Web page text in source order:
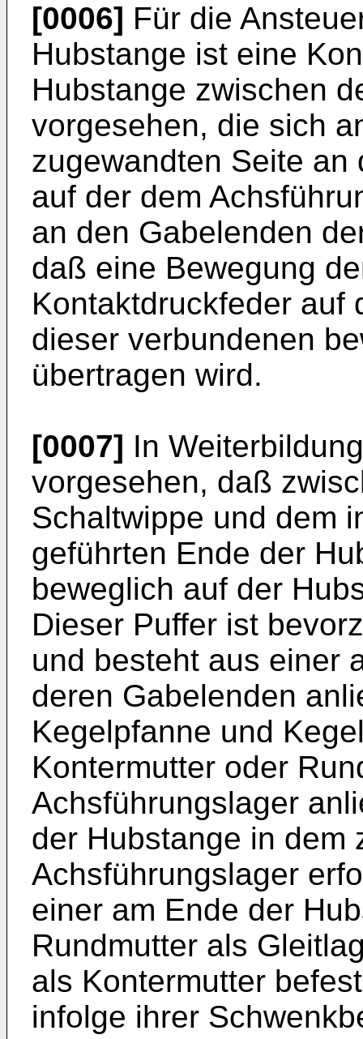
[0006] Für die
Hubstange ist eine
Hubstange zwischen
vorgesehen, die sich
zugewandten Seite
auf der dem
an den Gabelenden
daß eine Bewegung
Kontaktdruckfeder auf
dieser verbundenen
übertragen wird.
[0007] In
vorgesehen, daß
Schaltwippe und dem
geführten Ende der
beweglich auf der
Dieser Puffer ist
und besteht aus einer
deren Gabelenden
Kegelpfanne und
Kontermutter oder
Achsführungslager
der Hubstange in dem
Achsführungslager
einer am Ende der
Rundmutter als
als Kontermutter
infolge ihrer